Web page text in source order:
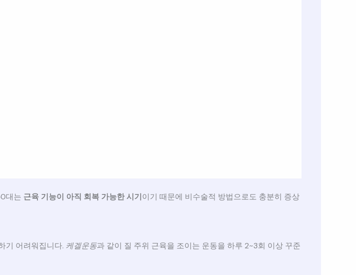
대는 근육 기능이 아직 회복 가능한 시기이기 때문에 비수술적 방법으로도 충분히 증상
기 어려워집니다. 케겔운동과 같이 질 주위 근육을 조이는 운동을 하루 2~3회 이상 꾸준